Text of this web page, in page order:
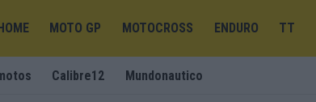
MOTO GP MOTOCROSS ENDURO TT
Calibre12 Mundonautico